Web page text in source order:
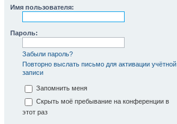
Имя пользователя:
Пароль:
Забыли пароль?
Повторно выслать письмо для активации учётной
записи
Запомнить меня
Скрыть моё пребывание на конференции в
этот раз